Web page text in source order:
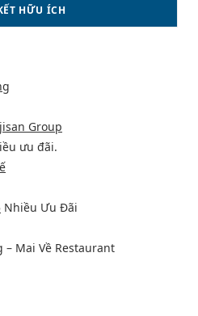
HỮU ÍCH
Group
ưu đãi.
Nhiều Ưu Đãi
– Mai Về Restaurant